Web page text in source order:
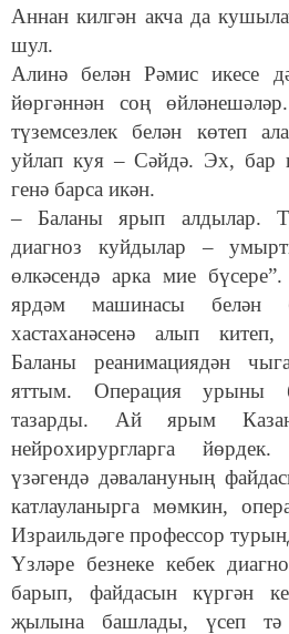
Аннан килгән акча да
шул.
Алинә белән Рәмис икесе
йөргәннән соң
түземсезлек белән көтеп
уйлап куя – Сәйдә. Эх, бар
генә барса икән.
– Баланы ярып алдылар.
диагноз куйдылар –
өлкәсендә арка мие
ярдәм машинасы белән
хастаханәсенә алып
Баланы реанимациядән
яттым. Операция урыны
тазарды. Ай ярым
нейрохирургларга
үзәгендә дәвалануның
катлауланырга мөмкин,
Израильдәге профессор
Үзләре безнеке кебек
барып, файдасын күргән
җылына башлады, үсеп тә